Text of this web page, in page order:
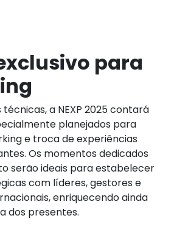
para
a NEXP 2025 contará
planejados para
e troca de experiências
Os momentos dedicados
serão ideais para estabelecer
com líderes, gestores e
enriquecendo ainda
dos presentes.